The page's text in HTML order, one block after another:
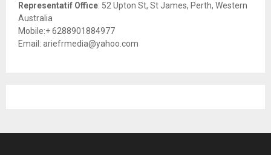
Representatif Office: 52 Upton St, St James, Perth, Western
Australia
Mobile:+ 6288901884977
Email: ariefrmedia@yahoo.com